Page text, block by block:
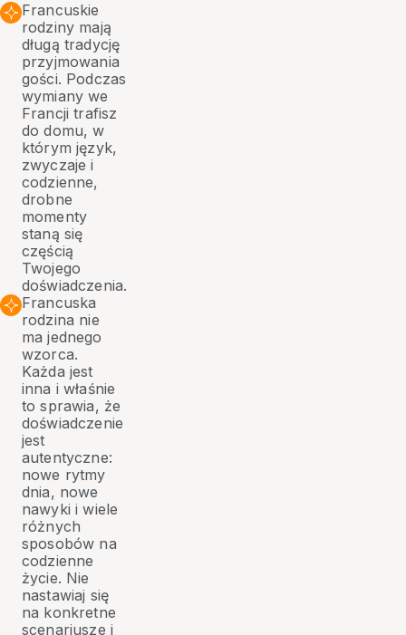
Francuskie
rodziny mają
długą tradycję
przyjmowania
gości. Podczas
wymiany we
Francji trafisz
do domu, w
którym język,
zwyczaje i
codzienne,
drobne
momenty
staną się
częścią
Twojego
doświadczenia.
Francuska
rodzina nie
ma jednego
wzorca.
Każda jest
inna i właśnie
to sprawia, że
doświadczenie
jest
autentyczne:
nowe rytmy
dnia, nowe
nawyki i wiele
różnych
sposobów na
codzienne
życie. Nie
nastawiaj się
na konkretne
scenariusze i